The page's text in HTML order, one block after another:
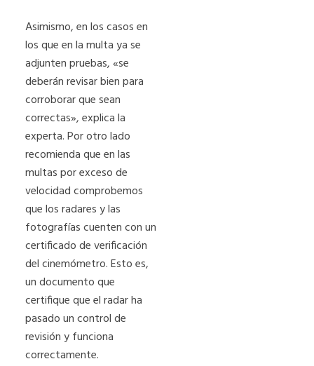
Asimismo, en los casos en
los que en la multa ya se
adjunten pruebas, «se
deberán revisar bien para
corroborar que sean
correctas», explica la
experta. Por otro lado
recomienda que en las
multas por exceso de
velocidad comprobemos
que los radares y las
fotografías cuenten con un
certificado de verificación
del cinemómetro. Esto es,
un documento que
certifique que el radar ha
pasado un control de
revisión y funciona
correctamente.